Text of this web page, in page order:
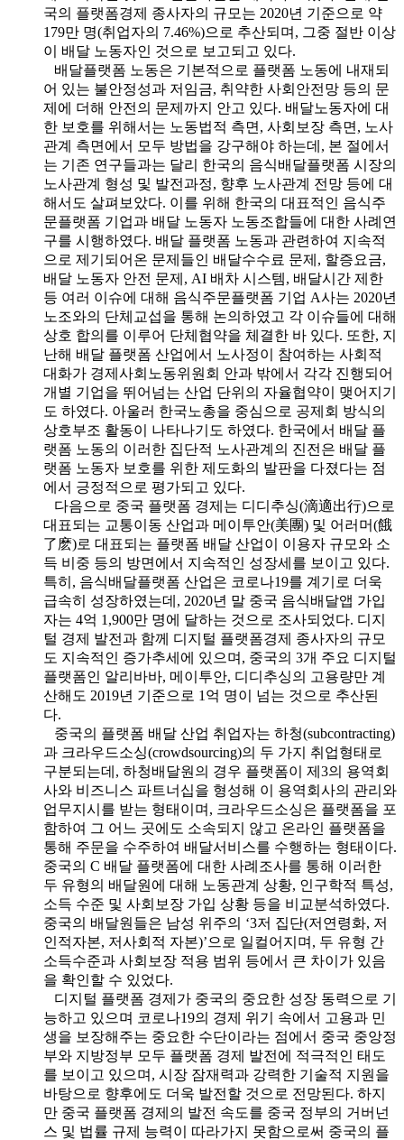
국의 플랫폼경제 종사자의 규모는 2020년 기준으로 약
179만 명(취업자의 7.46%)으로 추산되며, 그중 절반 이상
이 배달 노동자인 것으로 보고되고 있다.
배달플랫폼 노동은 기본적으로 플랫폼 노동에 내재되
어 있는 불안정성과 저임금, 취약한 사회안전망 등의 문
제에 더해 안전의 문제까지 안고 있다. 배달노동자에 대
한 보호를 위해서는 노동법적 측면, 사회보장 측면, 노사
관계 측면에서 모두 방법을 강구해야 하는데, 본 절에서
는 기존 연구들과는 달리 한국의 음식배달플랫폼 시장의
노사관계 형성 및 발전과정, 향후 노사관계 전망 등에 대
해서도 살펴보았다. 이를 위해 한국의 대표적인 음식주
문플랫폼 기업과 배달 노동자 노동조합들에 대한 사례연
구를 시행하였다. 배달 플랫폼 노동과 관련하여 지속적
으로 제기되어온 문제들인 배달수수료 문제, 할증요금,
배달 노동자 안전 문제, AI 배차 시스템, 배달시간 제한
등 여러 이슈에 대해 음식주문플랫폼 기업 A사는 2020년
노조와의 단체교섭을 통해 논의하였고 각 이슈들에 대해
상호 합의를 이루어 단체협약을 체결한 바 있다. 또한, 지
난해 배달 플랫폼 산업에서 노사정이 참여하는 사회적
대화가 경제사회노동위원회 안과 밖에서 각각 진행되어
개별 기업을 뛰어넘는 산업 단위의 자율협약이 맺어지기
도 하였다. 아울러 한국노총을 중심으로 공제회 방식의
상호부조 활동이 나타나기도 하였다. 한국에서 배달 플
랫폼 노동의 이러한 집단적 노사관계의 진전은 배달 플
랫폼 노동자 보호를 위한 제도화의 발판을 다졌다는 점
에서 긍정적으로 평가되고 있다.
다음으로 중국 플랫폼 경제는 디디추싱(滴適出行)으로
대표되는 교통이동 산업과 메이투안(美團) 및 어러머(餓
了麽)로 대표되는 플랫폼 배달 산업이 이용자 규모와 소
득 비중 등의 방면에서 지속적인 성장세를 보이고 있다.
특히, 음식배달플랫폼 산업은 코로나19를 계기로 더욱
급속히 성장하였는데, 2020년 말 중국 음식배달앱 가입
자는 4억 1,900만 명에 달하는 것으로 조사되었다. 디지
털 경제 발전과 함께 디지털 플랫폼경제 종사자의 규모
도 지속적인 증가추세에 있으며, 중국의 3개 주요 디지털
플랫폼인 알리바바, 메이투안, 디디추싱의 고용량만 계
산해도 2019년 기준으로 1억 명이 넘는 것으로 추산된
다.
중국의 플랫폼 배달 산업 취업자는 하청(subcontracting)
과 크라우드소싱(crowdsourcing)의 두 가지 취업형태로
구분되는데, 하청배달원의 경우 플랫폼이 제3의 용역회
사와 비즈니스 파트너십을 형성해 이 용역회사의 관리와
업무지시를 받는 형태이며, 크라우드소싱은 플랫폼을 포
함하여 그 어느 곳에도 소속되지 않고 온라인 플랫폼을
통해 주문을 수주하여 배달서비스를 수행하는 형태이다.
중국의 C 배달 플랫폼에 대한 사례조사를 통해 이러한
두 유형의 배달원에 대해 노동관계 상황, 인구학적 특성,
소득 수준 및 사회보장 가입 상황 등을 비교분석하였다.
중국의 배달원들은 남성 위주의 ‘3저 집단(저연령화, 저
인적자본, 저사회적 자본)’으로 일컬어지며, 두 유형 간
소득수준과 사회보장 적용 범위 등에서 큰 차이가 있음
을 확인할 수 있었다.
디지털 플랫폼 경제가 중국의 중요한 성장 동력으로 기
능하고 있으며 코로나19의 경제 위기 속에서 고용과 민
생을 보장해주는 중요한 수단이라는 점에서 중국 중앙정
부와 지방정부 모두 플랫폼 경제 발전에 적극적인 태도
를 보이고 있으며, 시장 잠재력과 강력한 기술적 지원을
바탕으로 향후에도 더욱 발전할 것으로 전망된다. 하지
만 중국 플랫폼 경제의 발전 속도를 중국 정부의 거버넌
스 및 법률 규제 능력이 따라가지 못함으로써 중국의 플